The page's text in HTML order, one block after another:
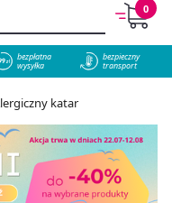
0
bezpłatna
wysyłka
bezpieczny
transport
katar